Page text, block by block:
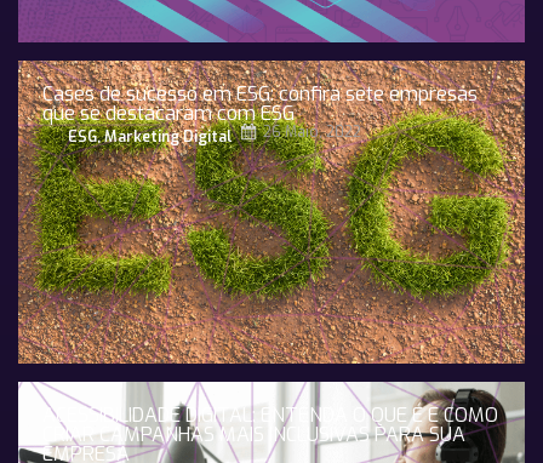
Cases de sucesso em ESG: confira sete empresas
que se destacaram com ESG
ESG,Marketing Digital 26 Maio, 2022
ACESSIBILIDADE DIGITAL: ENTENDA O QUE É E COMO
CRIAR CAMPANHAS MAIS INCLUSIVAS PARA SUA
EMPRESA